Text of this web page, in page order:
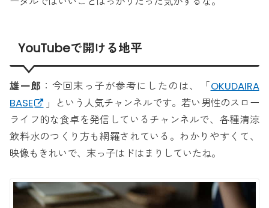
YouTubeで開ける地平
雄一郎 ：今回末っ子が参考にしたのは、「OKUDAIRA
BASE
」という人気チャンネルです。若い男性のスロー
ライフ的な食卓を発信しているチャンネルで、各種清涼
飲料水のつくり方も網羅されている。わかりやすくて、
映像もきれいで、末っ子はドはまりしていたね。